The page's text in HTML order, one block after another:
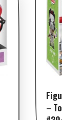
–